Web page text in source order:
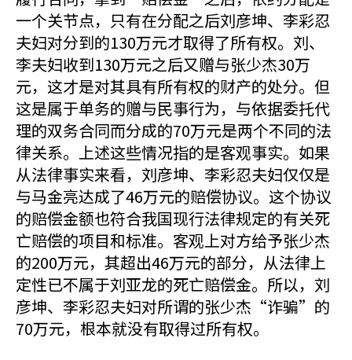
一个关节点，只有在分配之后刘彦坤、李彩忍
夫妇对分到的130万元才取得了所有权。刘、
李夫妇收到130万元之后又赠与张少杰30万
元，这才是对其具有所有权的财产的处分。但
这是属于单务的赠与民事行为，与依据委托代
理的双务合同而分成的70万元是两个不同的法
律关系。上述这些情况指的是客观事实。如果
从法律事实来看，刘彦坤、李彩忍夫妇仅仅是
与马金亮达成了46万元的赔偿协议。这个协议
的赔偿金额也符合我国现行法律规定的有关死
亡赔偿的项目和标准。客观上对方给予张少杰
的200万元，其超出46万元的部分，从法律上
定性已不属于刘亚龙的死亡赔偿金。所以，刘
彦坤、李彩忍夫妇对所谓的张少杰“诈骗”的
70万元，根本就没有取得过所有权。